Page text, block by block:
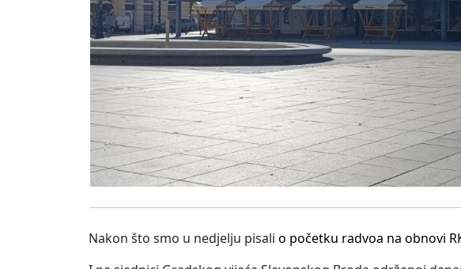
Nakon što smo u nedjelju pisali o početku radvoa na obnovi